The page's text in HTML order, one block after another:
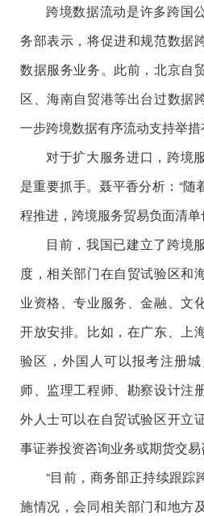
跨境数据流动是许多跨国
务部表示，将促进和规范数据
数据服务业务。此前，北京自
区、海南自贸港等出台过数据
一步跨境数据有序流动支持举措
对于扩大服务进口，跨境
是重要抓手。聂平香分析：“
程推进，跨境服务贸易负面清
目前，我国已建立了跨境
度，相关部门在自贸试验区和
业资格、专业服务、金融、文
开放安排。比如，在广东、上
验区，外国人可以报考注册
师、监理工程师、勘察设计注
外人士可以在自贸试验区开立
事证券投资咨询业务或期货交易
“目前，商务部正持续跟踪
施情况，会同相关部门和地方